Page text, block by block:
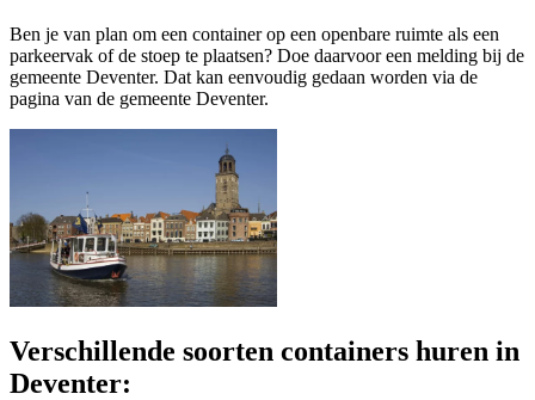
Ben je van plan om een container op een openbare ruimte als een
parkeervak of de stoep te plaatsen? Doe daarvoor een melding bij de
gemeente Deventer. Dat kan eenvoudig gedaan worden via de
pagina van de gemeente Deventer.
Verschillende soorten containers huren in
Deventer: